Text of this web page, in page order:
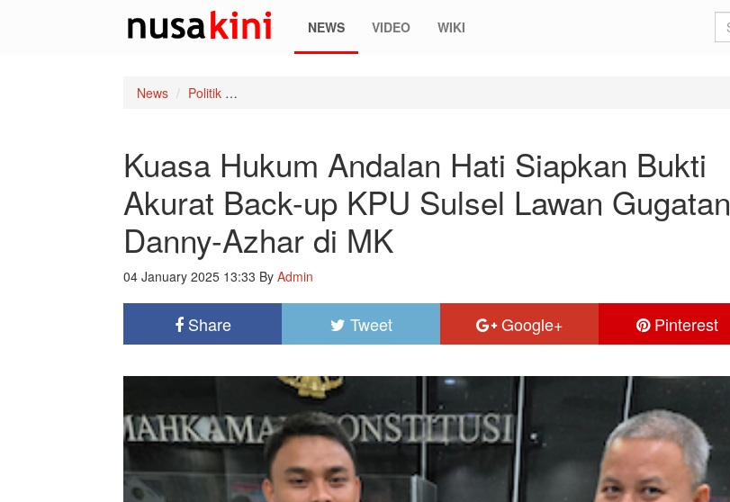
NEWS VIDEO WIKI
News Politik
Kuasa Hukum Andalan Hati Siapkan Bukti
Akurat Back-up KPU Sulsel Lawan Gugatan
Danny-Azhar di MK
04 January 2025 13:33 By Admin
Share Tweet Google+ Pinterest